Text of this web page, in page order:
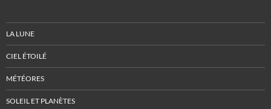
LA LUNE
CIEL ÉTOILÉ
MÉTÉORES
SOLEIL ET PLANÈTES